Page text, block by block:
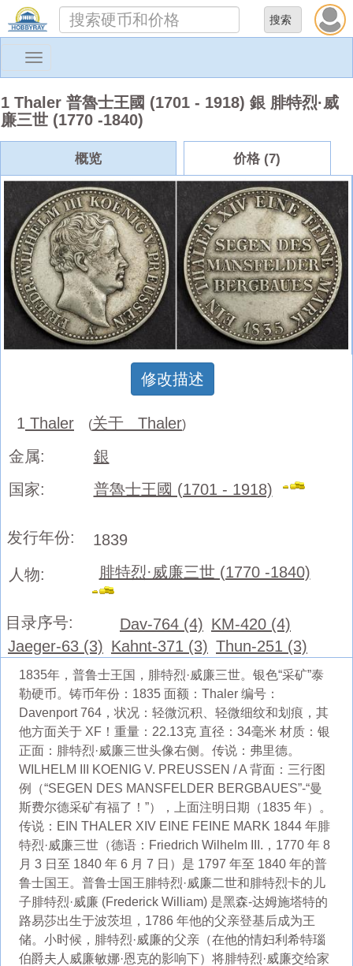
Toggle
1 Thaler 普魯士王國 (1701 - 1918) 銀 腓特烈·威
廉三世 (1770 -1840)
概览 价格 (7)
修改描述
1 Thaler (关于 Thaler)
金属:
銀
国家:
普魯士王國 (1701 - 1918)
发行年份:
1839
人物:
腓特烈·威廉三世 (1770 -1840)
目录序号: Dav-764 (4) KM-420 (4)
Jaeger-63 (3) Kahnt-371 (3) Thun-251 (3)
1835年，普鲁士王国，腓特烈·威廉三世。银色“采矿”泰
勒硬币。铸币年份：1835 面额：Thaler 编号：
Davenport 764，状况：轻微沉积、轻微细纹和划痕，其
他方面关于 XF！重量：22.13克 直径：34毫米 材质：银
正面：腓特烈·威廉三世头像右侧。传说：弗里德。
WILHELM III KOENIG V. PREUSSEN / A 背面：三行图
例（“SEGEN DES MANSFELDER BERGBAUES”-“曼
斯费尔德采矿有福了！”），上面注明日期（1835 年）。
传说：EIN THALER XIV EINE FEINE MARK 1844 年腓
特烈·威廉三世（德语：​​Friedrich Wilhelm III.，1770 年 8
月 3 日至 1840 年 6 月 7 日）是 1797 年至 1840 年的普
鲁士国王。普鲁士国王腓特烈·威廉二世和腓特烈卡的儿
子腓特烈·威廉 (Frederick William) 是黑森-达姆施塔特的
路易莎出生于波茨坦，1786 年他的父亲登基后成为王
储。小时候，腓特烈·威廉的父亲（在他的情妇利希特瑙
伯爵夫人威廉敏娜·恩克的影响下）将腓特烈·威廉交给家